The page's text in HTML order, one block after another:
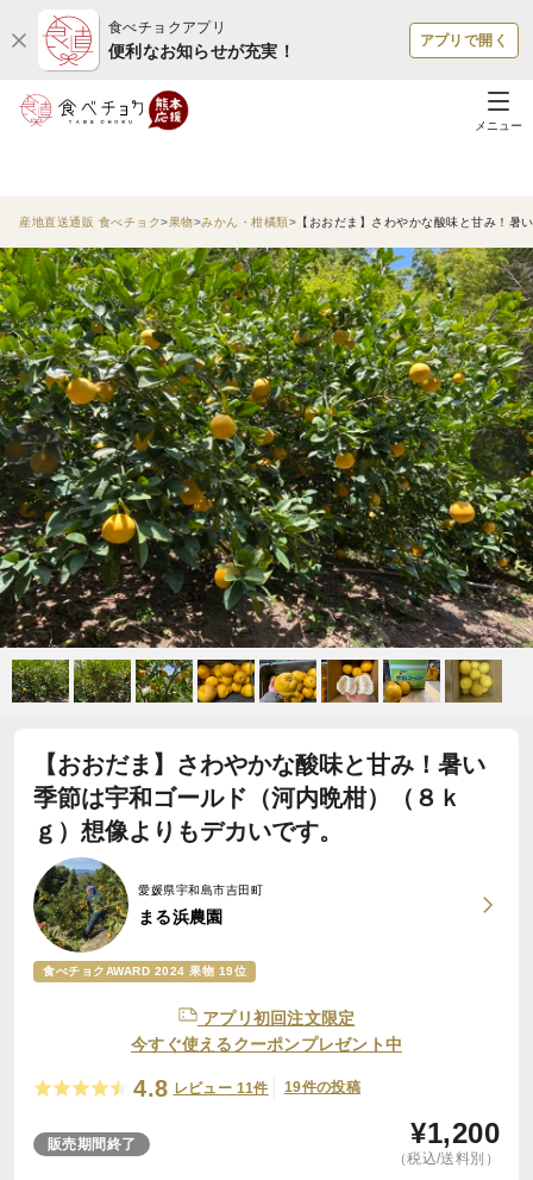
食べチョクアプリ
便利なお知らせが充実！
アプリで開く
メニュー
産地直送通販 食べチョク 果物 みかん・柑橘類 【おおだま】さわやかな酸味と甘み！暑
【おおだま】さわやかな酸味と甘み！暑い
季節は宇和ゴールド（河内晩柑）（８ｋ
ｇ）想像よりもデカいです。
愛媛県宇和島市吉田町
まる浜農園
食べチョクAWARD 2024 果物 19位
アプリ初回注文限定
今すぐ使えるクーポンプレゼント中
4.8 レビュー 11件 19件の投稿
販売期間終了 ¥1,200
（税込/送料別）